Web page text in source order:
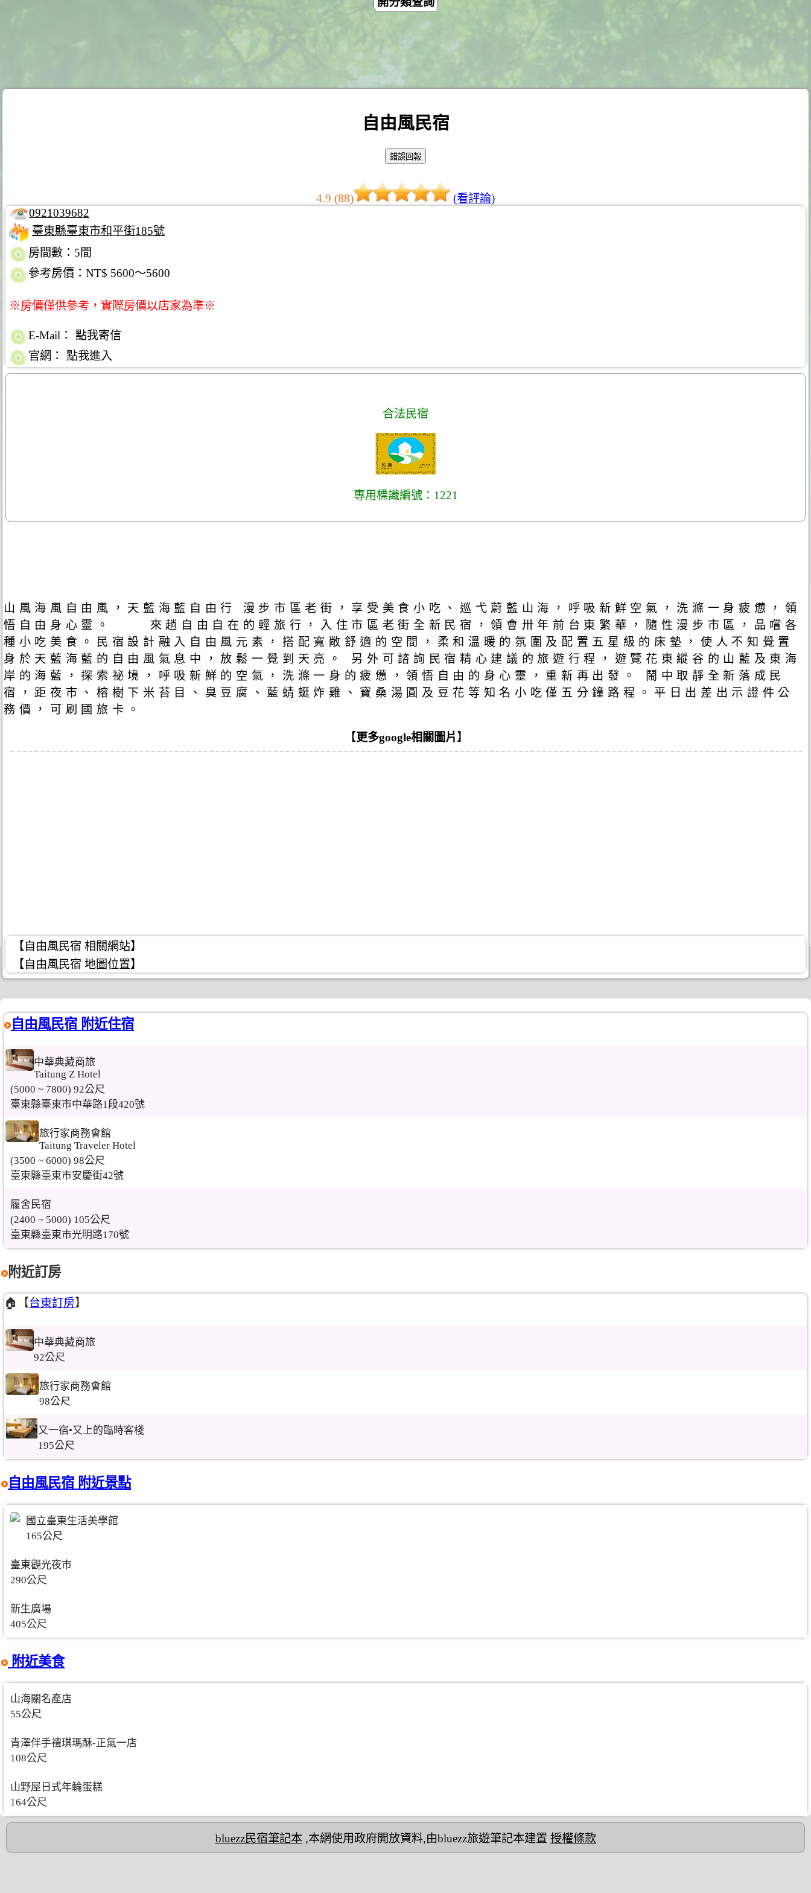
自由風民宿
4.9 (88)
(看評論)
0921039682
臺東縣臺東市和平街185號
房間數：5間
參考房價：NT$ 5600～5600
※房價僅供參考，實際房價以店家為準※
E-Mail：
點我寄信
官網：
點我進入
合法民宿
專用標識編號：1221
山風海風自由風，天藍海藍自由行 漫步市區老街，享受美食小吃、巡弋蔚藍山海，呼吸新鮮空氣，洗滌一身疲憊，領
悟自由身心靈。 來趟自由自在的輕旅行，入住市區老街全新民宿，領會卅年前台東繁華，隨性漫步市區，品嚐各
種小吃美食。民宿設計融入自由風元素，搭配寬敞舒適的空間，柔和溫暖的氛圍及配置五星級的床墊，使人不知覺置
身於天藍海藍的自由風氣息中，放鬆一覺到天亮。 另外可諮詢民宿精心建議的旅遊行程，遊覽花東縱谷的山藍及東海
岸的海藍，探索祕境，呼吸新鮮的空氣，洗滌一身的疲憊，領悟自由的身心靈，重新再出發。 鬧中取靜全新落成民
宿，距夜市、榕樹下米苔目、臭豆腐、藍蜻蜓炸雞、寶桑湯圓及豆花等知名小吃僅五分鐘路程。平日出差出示證件公
務價，可刷國旅卡。
【更多google相關圖片 】
【自由風民宿 相關網站】
【自由風民宿 地圖位置】
自由風民宿 附近住宿
中華典藏商旅
Taitung Z Hotel
(5000 ~ 7800) 92公尺
臺東縣臺東市中華路1段420號
旅行家商務會館
Taitung Traveler Hotel
(3500 ~ 6000) 98公尺
臺東縣臺東市安慶街42號
履舍民宿
(2400 ~ 5000) 105公尺
臺東縣臺東市光明路170號
附近訂房
🏠【台東訂房】
中華典藏商旅
92公尺
旅行家商務會館
98公尺
又一宿•又上的臨時客棧
195公尺
自由風民宿 附近景點
國立臺東生活美學館
165公尺
臺東觀光夜市
290公尺
新生廣場
405公尺
附近美食
山海關名產店
55公尺
青澤伴手禮琪瑪酥-正氣一店
108公尺
山野屋日式年輪蛋糕
164公尺
bluezz民宿筆記本,本網使用政府開放資料,由bluezz旅遊筆記本建置 授權條款